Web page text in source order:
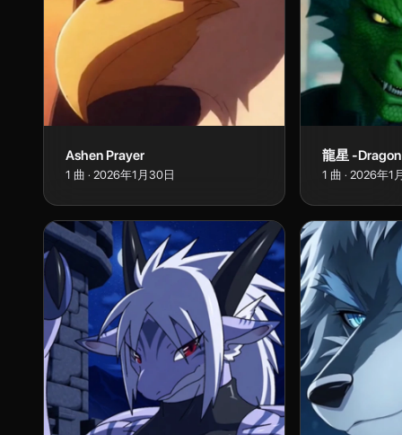
Ashen Prayer
1 曲 · 2026年1月30日
龍星 -
1 曲 · 2026年1